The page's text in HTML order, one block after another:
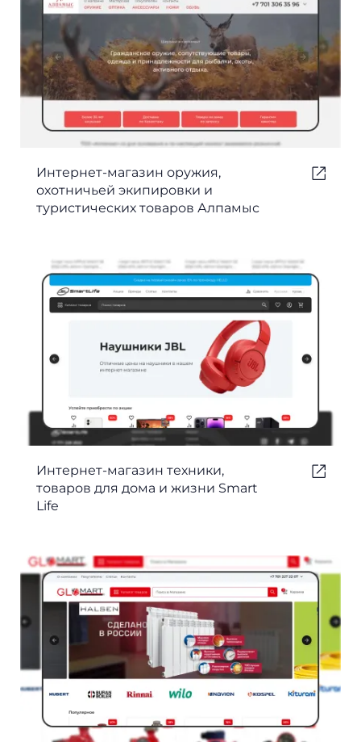
Интернет-магазин оружия,
охотничьей экипировки и
туристических товаров Алпамыс
Интернет-магазин техники,
товаров для дома и жизни Smart
Life